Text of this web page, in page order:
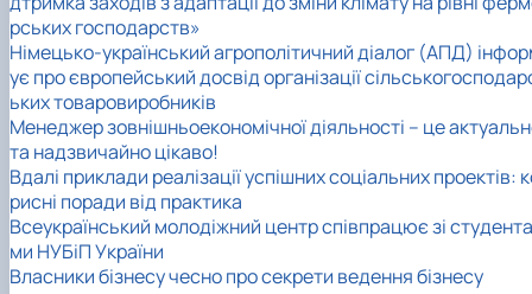
рських господарств»
Німецько-український агрополітичний діалог (АПД)
ує про європейський досвід організації
ьких товаровиробників
Менеджер зовнішньоекономічної діяльності – це
та надзвичайно цікаво!
Вдалі приклади реалізації успішних соціальних проектів:
рисні поради від практика
Всеукраїнський молодіжний центр співпрацює зі студента
ми НУБіП України
Власники бізнесу чесно про секрети ведення бізнесу